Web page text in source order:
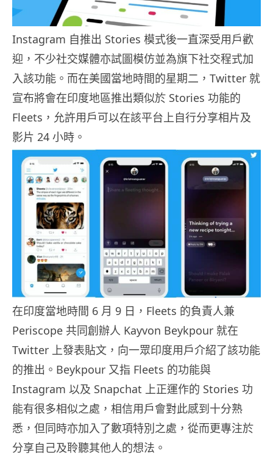
Instagram 自推出 Stories 模式後一直深受用戶歡
迎，不少社交媒體亦試圖模仿並為旗下社交程式加
入該功能。而在美國當地時間的星期二，Twitter 就
宣布將會在印度地區推出類似於 Stories 功能的
Fleets，允許用戶可以在該平台上自行分享相片及
影片 24 小時。
在印度當地時間 6 月 9 日，Fleets 的負責人兼
Periscope 共同創辦人 Kayvon Beykpour 就在
Twitter 上發表貼文，向一眾印度用戶介紹了該功能
的推出。Beykpour 又指 Fleets 的功能與
Instagram 以及 Snapchat 上正運作的 Stories 功
能有很多相似之處，相信用戶會對此感到十分熟
悉，但同時亦加入了數項特別之處，從而更專注於
分享自己及聆聽其他人的想法。